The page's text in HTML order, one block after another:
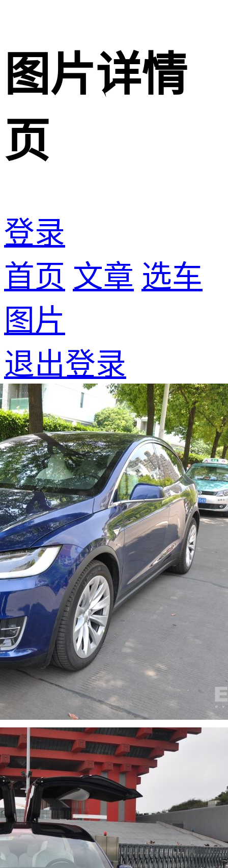
图片详情
页
登录
首页 文章 选车
图片
退出登录